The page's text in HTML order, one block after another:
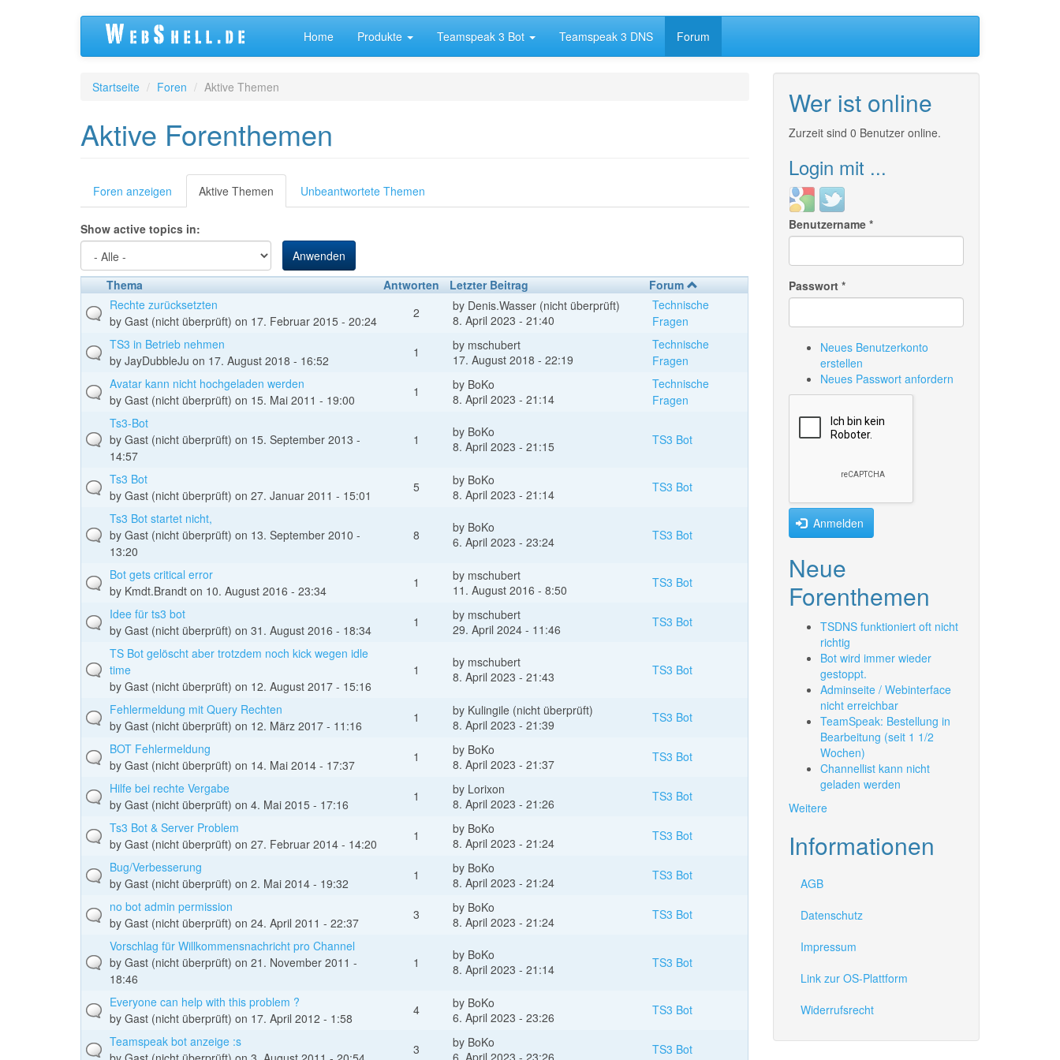
Home Produkte Teamspeak 3 Bot Teamspeak 3 DNS Forum
Startseite Foren Aktive Themen
Aktive Forenthemen
Primäre
Reiter
Foren anzeigen Aktive Themen (aktiver
Reiter)
Unbeantwortete Themen
Show active topics in:
Anwenden
Thema
Antworten Letzter Beitrag
Forum
Rechte zurücksetzten
by Gast (nicht überprüft) on 17. Februar 2015 - 20:24
2 by Denis.Wasser (nicht überprüft)
8. April 2023 - 21:40
Technische
Fragen
TS3 in Betrieb nehmen
by JayDubbleJu on 17. August 2018 - 16:52
1 by mschubert
17. August 2018 - 22:19
Technische
Fragen
Avatar kann nicht hochgeladen werden
by Gast (nicht überprüft) on 15. Mai 2011 - 19:00
1 by BoKo
8. April 2023 - 21:14
Technische
Fragen
Ts3-Bot
by Gast (nicht überprüft) on 15. September 2013 -
14:57
1 by BoKo
8. April 2023 - 21:15
TS3 Bot
Ts3 Bot
by Gast (nicht überprüft) on 27. Januar 2011 - 15:01
5 by BoKo
8. April 2023 - 21:14
TS3 Bot
Ts3 Bot startet nicht,
by Gast (nicht überprüft) on 13. September 2010 -
13:20
8 by BoKo
6. April 2023 - 23:24
TS3 Bot
Bot gets critical error
by Kmdt.Brandt on 10. August 2016 - 23:34
1 by mschubert
11. August 2016 - 8:50
TS3 Bot
Idee für ts3 bot
by Gast (nicht überprüft) on 31. August 2016 - 18:34
1 by mschubert
29. April 2024 - 11:46
TS3 Bot
TS Bot gelöscht aber trotzdem noch kick wegen idle
time
by Gast (nicht überprüft) on 12. August 2017 - 15:16
1 by mschubert
8. April 2023 - 21:43
TS3 Bot
Fehlermeldung mit Query Rechten
by Gast (nicht überprüft) on 12. März 2017 - 11:16
1 by Kulingile (nicht überprüft)
8. April 2023 - 21:39
TS3 Bot
BOT Fehlermeldung
by Gast (nicht überprüft) on 14. Mai 2014 - 17:37
1 by BoKo
8. April 2023 - 21:37
TS3 Bot
Hilfe bei rechte Vergabe
by Gast (nicht überprüft) on 4. Mai 2015 - 17:16
1 by Lorixon
8. April 2023 - 21:26
TS3 Bot
Ts3 Bot & Server Problem
by Gast (nicht überprüft) on 27. Februar 2014 - 14:20
1 by BoKo
8. April 2023 - 21:24
TS3 Bot
Bug/Verbesserung
by Gast (nicht überprüft) on 2. Mai 2014 - 19:32
1 by BoKo
8. April 2023 - 21:24
TS3 Bot
no bot admin permission
by Gast (nicht überprüft) on 24. April 2011 - 22:37
3 by BoKo
8. April 2023 - 21:24
TS3 Bot
Vorschlag für Willkommensnachricht pro Channel
by Gast (nicht überprüft) on 21. November 2011 -
18:46
1 by BoKo
8. April 2023 - 21:14
TS3 Bot
Everyone can help with this problem ?
by Gast (nicht überprüft) on 17. April 2012 - 1:58
4 by BoKo
6. April 2023 - 23:26
TS3 Bot
Teamspeak bot anzeige :s
3 by BoKo
TS3 Bot
Wer ist online
Zurzeit sind 0 Benutzer online.
Login mit ...
Login
with
Google
Login
with
Twitter
Benutzername *
Passwort *
Neues Benutzerkonto
erstellen
Neues Passwort anfordern
Anmelden
Neue
Forenthemen
TSDNS funktioniert oft nicht
richtig
Bot wird immer wieder
gestoppt.
Adminseite / Webinterface
nicht erreichbar
TeamSpeak: Bestellung in
Bearbeitung (seit 1 1/2
Wochen)
Channellist kann nicht
geladen werden
Weitere
Informationen
AGB
Datenschutz
Impressum
Link zur OS-Plattform
Widerrufsrecht